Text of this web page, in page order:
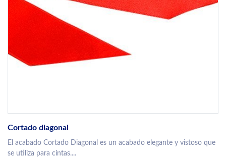
Cortado diagonal
El acabado Cortado Diagonal es un acabado elegante y vistoso que
se utiliza para cintas....